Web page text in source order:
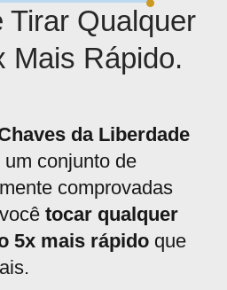
Tirar Qualquer
Mais Rápido.
da Liberdade
conjunto de
comprovadas
tocar qualquer
5x mais rápido que